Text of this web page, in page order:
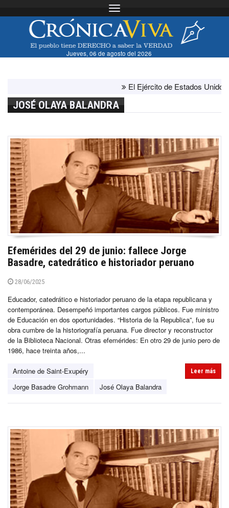
Toggle navigation
Jueves, 06 de agosto del 2026
El Ejército de Estados Unidos ha
JOSÉ OLAYA BALANDRA
Efemérides del 29 de junio: fallece Jorge
Basadre, catedrático e historiador peruano
28/06/2025
Educador, catedrático e historiador peruano de la etapa republicana y
contemporánea. Desempeñó importantes cargos públicos. Fue ministro
de Educación en dos oportunidades. “Historia de la Republica”, fue su
obra cumbre de la historiografía peruana. Fue director y reconstructor
de la Biblioteca Nacional. Otras efemérides: En otro 29 de junio pero de
1986, hace treinta años,...
Antoine de Saint-Exupéry
Jorge Basadre Grohmann
José Olaya Balandra
Leer más